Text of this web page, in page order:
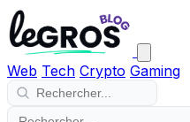
Web Tech Crypto Gaming